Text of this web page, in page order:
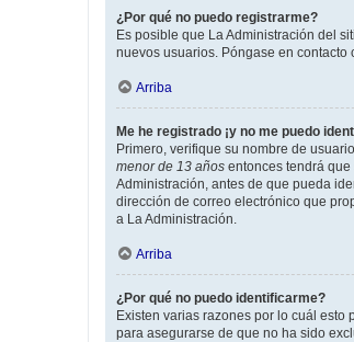
¿Por qué no puedo registrarme?
Es posible que La Administración del
nuevos usuarios. Póngase en contacto
Arriba
Me he registrado ¡y no me puedo
Primero, verifique su nombre de
menor de 13 años entonces tendrá
Administración, antes de que pueda
dirección de correo electrónico que
a La Administración.
Arriba
¿Por qué no puedo identificarme?
Existen varias razones por lo cuál esto
para asegurarse de que no ha sido